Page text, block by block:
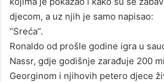
djecom, a uz njih je samo napisao:
“Sreća”.
Ronaldo od prošle godine igra u
Nassr, gdje godišnje zarađuje 200
Georginom i njihovih petero djece